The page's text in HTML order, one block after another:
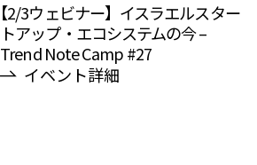
【2/3ウェビナー】イスラエルスター
トアップ・エコシステムの今 –
Trend Note Camp #27
イベント詳細